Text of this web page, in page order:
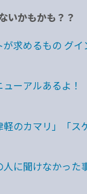
いかもかも？？
が求めるもの グ
ューアルあるよ！
軽のカマリ」「
人に聞けなかった